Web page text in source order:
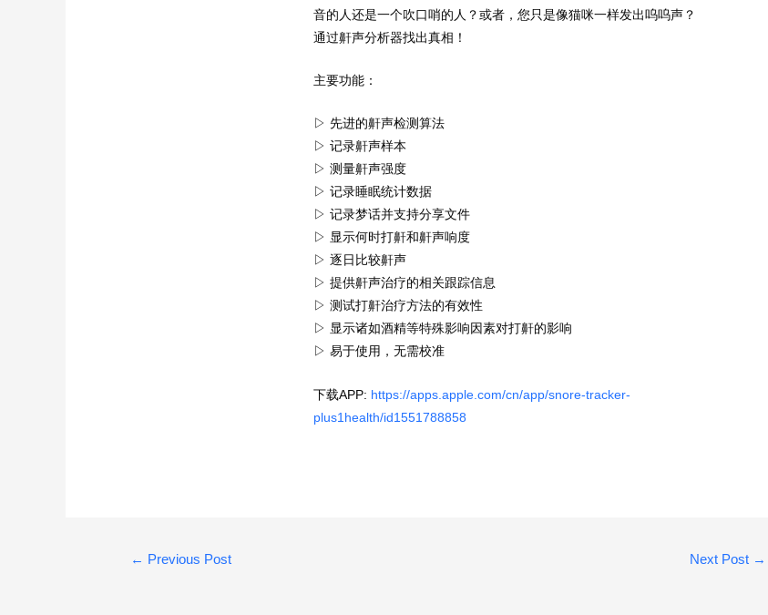
音的人还是一个吹口哨的人？或者，您只是像猫咪一样发出呜呜声？
通过鼾声分析器找出真相！
主要功能：
▷ 先进的鼾声检测算法
▷ 记录鼾声样本
▷ 测量鼾声强度
▷ 记录睡眠统计数据
▷ 记录梦话并支持分享文件
▷ 显示何时打鼾和鼾声响度
▷ 逐日比较鼾声
▷ 提供鼾声治疗的相关跟踪信息
▷ 测试打鼾治疗方法的有效性
▷ 显示诸如酒精等特殊影响因素对打鼾的影响
▷ 易于使用，无需校准
下载APP: https://apps.apple.com/cn/app/snore-tracker-
plus1health/id1551788858
Post
← Previous Post Next Post →